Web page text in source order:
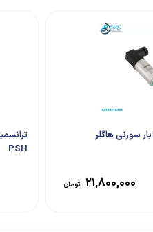
ترانسمیتر فشار 0 تا 30 بار سوزنی هاگلر
۲۱,۸۰۰,۰۰۰ تومان
PSH